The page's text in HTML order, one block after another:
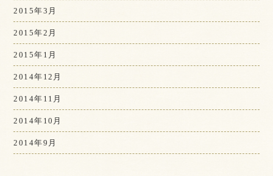
2015年3月
2015年2月
2015年1月
2014年12月
2014年11月
2014年10月
2014年9月